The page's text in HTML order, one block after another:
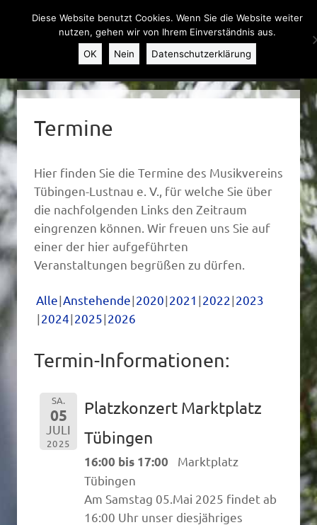
Weiter zum Inhalt
MENU
Termine
Hier finden Sie die Termine des Musikvereins
Tübingen-Lustnau e. V., für welche Sie über
die nachfolgenden Links den Zeitraum
eingrenzen können. Wir freuen uns Sie auf
einer der hier aufgeführten
Veranstaltungen begrüßen zu dürfen.
Alle Anstehende 2020 2021 2022 2023
2024 2025 2026
Termin-Informationen:
SA.
05
JULI
2025
Platzkonzert Marktplatz
Tübingen
16:00 bis 17:00
Marktplatz
Tübingen
Am Samstag 05.Mai 2025 findet ab
16:00 Uhr unser diesjähriges
Diese Website benutzt Cookies. Wenn Sie die Website weiter
nutzen, gehen wir von Ihrem Einverständnis aus.
OK
Nein Datenschutzerklärung